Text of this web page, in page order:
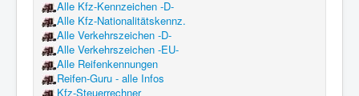
Alle Kfz-Kennzeichen -D-
Alle Kfz-Nationalitätskennz.
Alle Verkehrszeichen -D-
Alle Verkehrszeichen -EU-
Alle Reifenkennungen
Reifen-Guru - alle Infos
Kfz-Steuerrechner